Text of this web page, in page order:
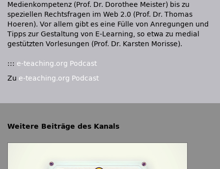
Medienkompetenz (Prof. Dr. Dorothee Meister) bis zu
speziellen Rechtsfragen im Web 2.0 (Prof. Dr. Thomas
Hoeren). Vor allem gibt es eine Fülle von Anregungen und
Tipps zur Gestaltung von E-Learning, so etwa zu medial
gestützten Vorlesungen (Prof. Dr. Karsten Morisse).
::: e-teaching.org Podcast
Zu e-teaching.org Podcast
Weitere Beiträge des Kanals